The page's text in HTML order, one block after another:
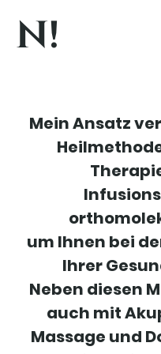
n!
Mein Ansatz
um Ihnen bei
Ihrer
Neben diesen
auch mit
Massage und